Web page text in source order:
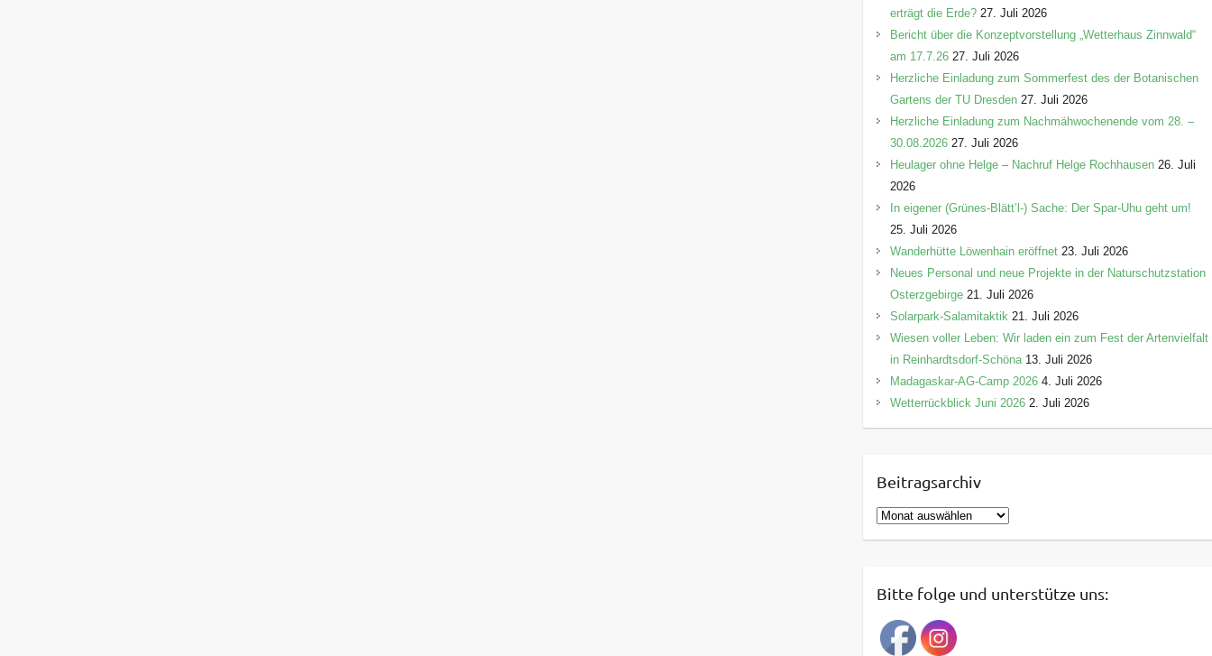
erträgt die Erde? 27. Juli 2026
Bericht über die Konzeptvorstellung „Wetterhaus Zinnwald“
am 17.7.26 27. Juli 2026
Herzliche Einladung zum Sommerfest des der Botanischen
Gartens der TU Dresden 27. Juli 2026
Herzliche Einladung zum Nachmähwochenende vom 28. –
30.08.2026 27. Juli 2026
Heulager ohne Helge – Nachruf Helge Rochhausen 26. Juli
2026
In eigener (Grünes-Blätt’l-) Sache: Der Spar-Uhu geht um!
25. Juli 2026
Wanderhütte Löwenhain eröffnet 23. Juli 2026
Neues Personal und neue Projekte in der Naturschutzstation
Osterzgebirge 21. Juli 2026
Solarpark-Salamitaktik 21. Juli 2026
Wiesen voller Leben: Wir laden ein zum Fest der Artenvielfalt
in Reinhardtsdorf-Schöna 13. Juli 2026
Madagaskar-AG-Camp 2026 4. Juli 2026
Wetterrückblick Juni 2026 2. Juli 2026
Beitragsarchiv
B
e
r
g
Bitte folge und unterstütze uns: